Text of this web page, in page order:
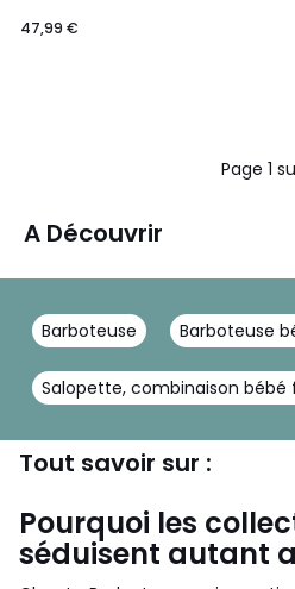
47,99 €
Page 1
A Découvrir
Barboteuse Barboteuse
Salopette, combinaison bébé
Tout savoir sur :
Pourquoi les
séduisent autant